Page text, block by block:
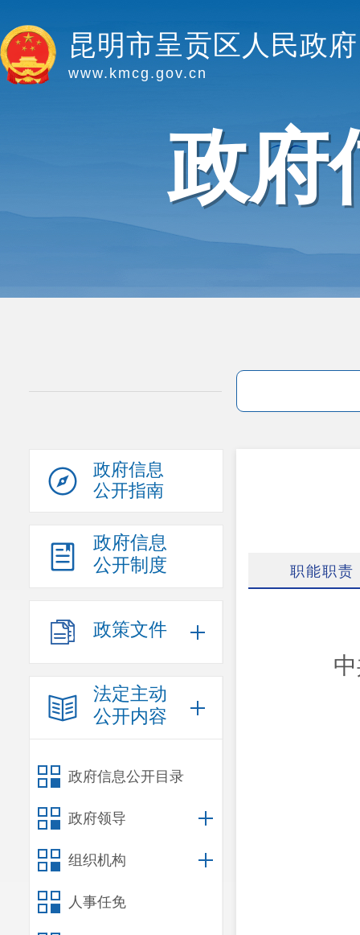
昆明市呈贡区人民政府
www.kmcg.gov.cn
政府
政府信息
公开指南
政府信息
公开制度
政策文件
法定主动
公开内容
政府信息公开目录
政府领导
组织机构
人事任免
职能职责